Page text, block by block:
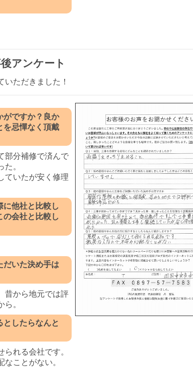
アンケート
いただきました！
がですか？良か
を忌憚なく頂戴
部分補修で済んで
。
ていたが安く修理
に他社と比較し
の会社と比較し
だいた決め手は
昔から地元では評
。
としたらなんと
られる会社です。
ことがない。